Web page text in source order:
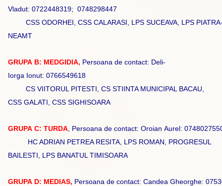
Vladut: 0722448319; 0748298447
CSS ODORHEI, CSS CALARASI, LPS SUCEAVA, LPS
NEAMT
GRUPA B: MEDGIDIA, Persoana de contact: Deli-
Iorga Ionut: 0766549618
CS VIITORUL PITESTI, CS STIINTA MUNICIPAL BACAU,
CSS GALATI, CSS SIGHISOARA
GRUPA C: TURDA , Persoana de contact: Oroian Aurel:
HC ADRIAN PETREA RESITA, LPS ROMAN, PROGRESUL
BAILESTI, LPS BANATUL TIMISOARA
GRUPA D: MEDIAS, Persoana de contact: Candea Gheorghe: